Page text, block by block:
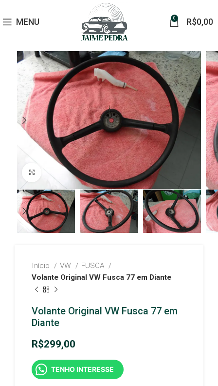
MENU 0 R$0,00
Click to enlarge
Início VW
FUSCA
Volante Original VW Fusca 77 em Diante
Volante Original VW Fusca 77 em
Diante
R$299,00
TENHO INTERESSE